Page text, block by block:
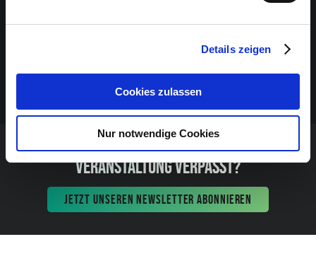
Details zeigen
Cookies zulassen
Nur notwendige Cookies
VERANSTALTUNG VERPASST?
JETZT UNSEREN NEWSLETTER ABONNIEREN